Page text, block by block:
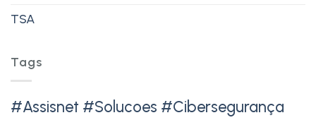
TSA
Tags
#Assisnet #Solucoes #Cibersegurança